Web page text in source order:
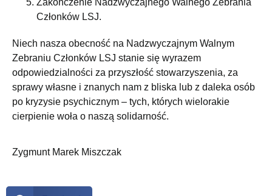
Zakończenie Nadzwyczajnego Walnego Zebrania
Członków LSJ.
Niech nasza obecność na Nadzwyczajnym Walnym
Zebraniu Członków LSJ stanie się wyrazem
odpowiedzialności za przyszłość stowarzyszenia, za
sprawy własne i znanych nam z bliska lub z daleka osób
po kryzysie psychicznym – tych, których wielorakie
cierpienie woła o naszą solidarność.
Zygmunt Marek Miszczak